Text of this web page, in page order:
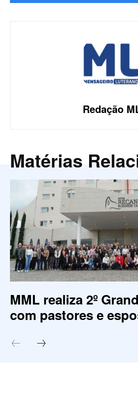
Redação
Matérias
MML realiza 2º
com pastores e